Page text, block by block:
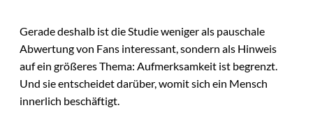
Gerade deshalb ist die Studie weniger als pauschale
Abwertung von Fans interessant, sondern als Hinweis
auf ein größeres Thema: Aufmerksamkeit ist begrenzt.
Und sie entscheidet darüber, womit sich ein Mensch
innerlich beschäftigt.